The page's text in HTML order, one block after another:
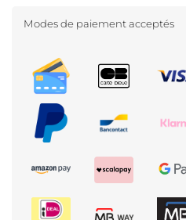
Modes de paiement acceptés